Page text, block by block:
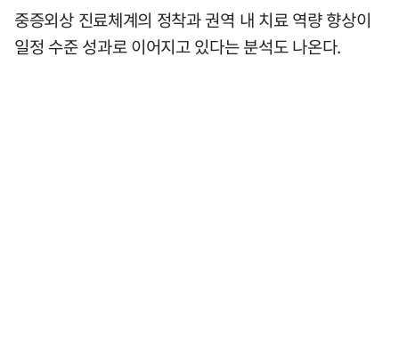
중증외상 진료체계의 정착과 권역 내 치료 역량 향상이
일정 수준 성과로 이어지고 있다는 분석도 나온다.